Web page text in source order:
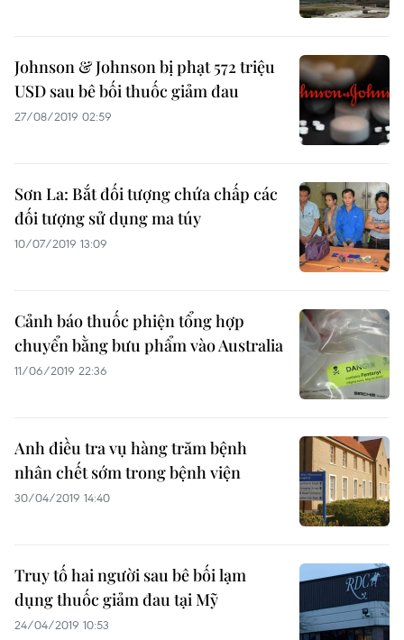
Johnson & Johnson bị phạt 572 triệu
USD sau bê bối thuốc giảm đau
27/08/2019 02:59
Sơn La: Bắt đối tượng chứa chấp các
đối tượng sử dụng ma túy
10/07/2019 13:09
Cảnh báo thuốc phiện tổng hợp
chuyển bằng bưu phẩm vào Australia
11/06/2019 22:36
Anh điều tra vụ hàng trăm bệnh
nhân chết sớm trong bệnh viện
30/04/2019 14:40
Truy tố hai người sau bê bối lạm
dụng thuốc giảm đau tại Mỹ
24/04/2019 10:53